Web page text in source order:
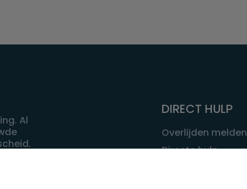
Al
DIRECT HULP
Overlijden melden
Directe hulp